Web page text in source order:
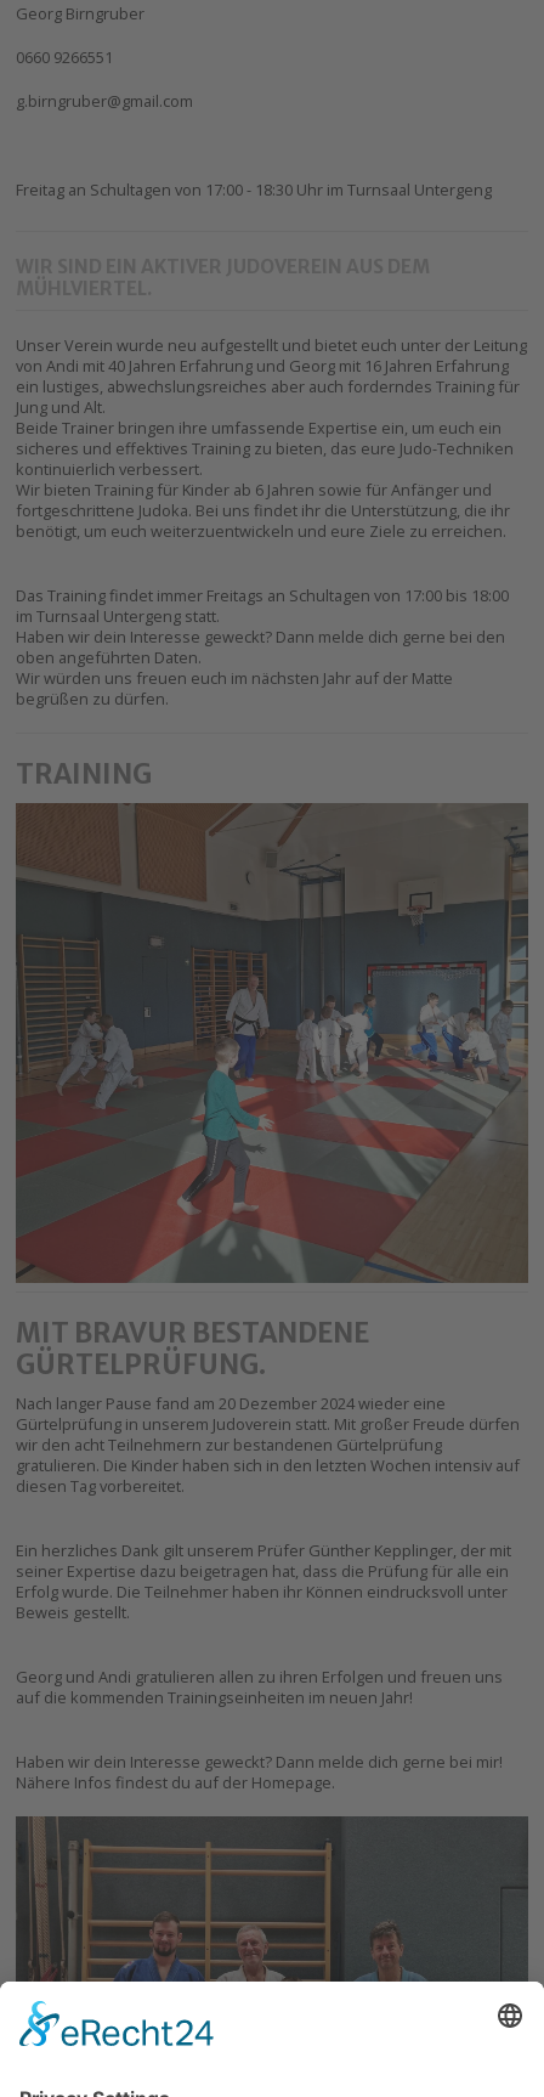
Georg Birngruber
0660 9266551
g.birngruber@gmail.com
Freitag an Schultagen von 17:00 - 18:30 Uhr im Turnsaal Untergeng
Unser Verein wurde neu aufgestellt und bietet euch unter der Leitung
von Andi mit 40 Jahren Erfahrung und Georg mit 16 Jahren Erfahrung
ein lustiges, abwechslungsreiches aber auch forderndes Training für
Jung und Alt.
Beide Trainer bringen ihre umfassende Expertise ein, um euch ein
sicheres und effektives Training zu bieten, das eure Judo-Techniken
kontinuierlich verbessert.
Wir bieten Training für Kinder ab 6 Jahren sowie für Anfänger und
fortgeschrittene Judoka. Bei uns findet ihr die Unterstützung, die ihr
benötigt, um euch weiterzuentwickeln und eure Ziele zu erreichen.
Das Training findet immer Freitags an Schultagen von 17:00 bis 18:00
im Turnsaal Untergeng statt.
Haben wir dein Interesse geweckt? Dann melde dich gerne bei den
oben angeführten Daten.
Wir würden uns freuen euch im nächsten Jahr auf der Matte
begrüßen zu dürfen.
TRAINING
MIT BRAVUR BESTANDENE
GÜRTELPRÜFUNG.
Nach langer Pause fand am 20 Dezember 2024 wieder eine
Gürtelprüfung in unserem Judoverein statt. Mit großer Freude dürfen
wir den acht Teilnehmern zur bestandenen Gürtelprüfung
gratulieren. Die Kinder haben sich in den letzten Wochen intensiv auf
diesen Tag vorbereitet.
Ein herzliches Dank gilt unserem Prüfer Günther Kepplinger, der mit
seiner Expertise dazu beigetragen hat, dass die Prüfung für alle ein
Erfolg wurde. Die Teilnehmer haben ihr Können eindrucksvoll unter
Beweis gestellt.
Georg und Andi gratulieren allen zu ihren Erfolgen und freuen uns
auf die kommenden Trainingseinheiten im neuen Jahr!
Haben wir dein Interesse geweckt? Dann melde dich gerne bei mir!
Nähere Infos findest du auf der Homepage.